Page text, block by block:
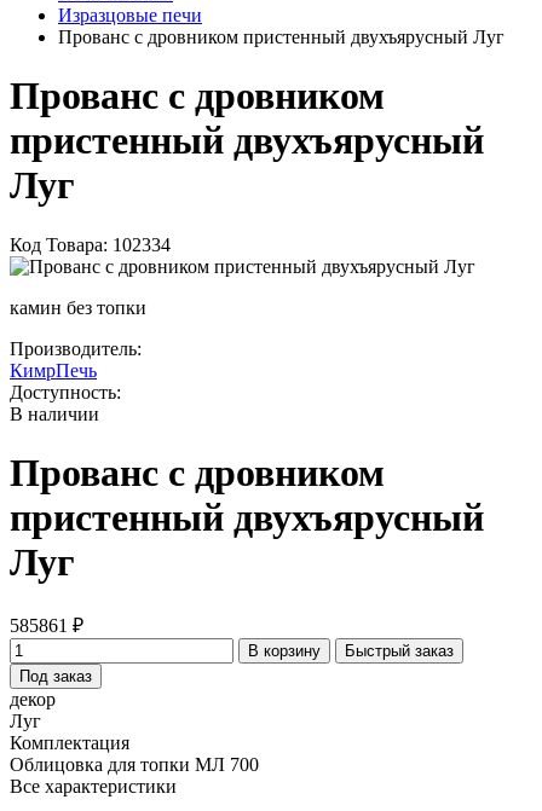
Изразцовые печи
Прованс с дровником пристенный двухъярусный Луг
Прованс с дровником
пристенный двухъярусный
Луг
Код Товара: 102334
камин без топки
Производитель:
КимрПечь
Доступность:
В наличии
Прованс с дровником
пристенный двухъярусный
Луг
585861 ₽
В корзину
Быстрый заказ
Под заказ
декор
Луг
Комплектация
Облицовка для топки МЛ 700
Все характеристики